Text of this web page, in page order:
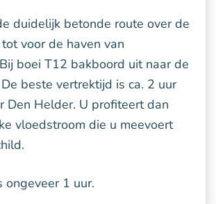
duidelijk betonde route over de
voor de haven van
boei T12 bakboord uit naar de
beste vertrektijd is ca. 2 uur
Den Helder. U profiteert dan
vloedstroom die u meevoert
ongeveer 1 uur.